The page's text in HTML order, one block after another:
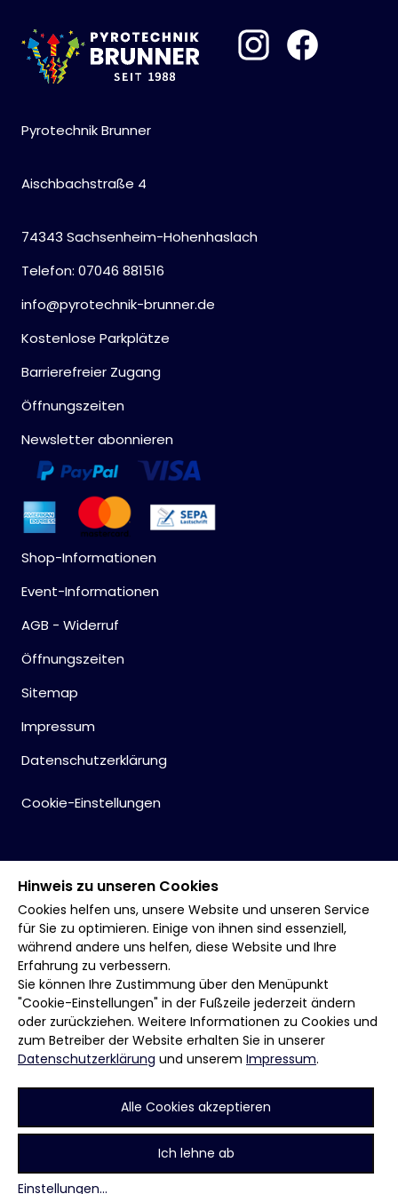
Pyrotechnik Brunner
Aischbachstraße 4
74343 Sachsenheim-Hohenhaslach
Telefon: 07046 881516
info@pyrotechnik-brunner.de
Kostenlose Parkplätze
Barrierefreier Zugang
Öffnungszeiten
Newsletter abonnieren
Shop-Informationen
Event-Informationen
AGB - Widerruf
Öffnungszeiten
Sitemap
Impressum
Datenschutzerklärung
Cookie-Einstellungen
Hinweis zu unseren Cookies
Cookies helfen uns, unsere Website und unseren Service
für Sie zu optimieren. Einige von ihnen sind essenziell,
während andere uns helfen, diese Website und Ihre
Erfahrung zu verbessern.
Sie können Ihre Zustimmung über den Menüpunkt
"Cookie-Einstellungen" in der Fußzeile jederzeit ändern
oder zurückziehen. Weitere Informationen zu Cookies und
zum Betreiber der Website erhalten Sie in unserer
Datenschutzerklärung und unserem Impressum.
Einstellungen...
Ich lehne ab
Alle Cookies akzeptieren